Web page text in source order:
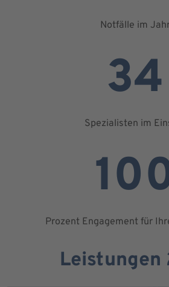
Notfälle im
34
Spezialisten im
Prozent Engagement für